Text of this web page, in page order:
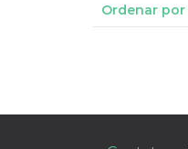
Ordenar por